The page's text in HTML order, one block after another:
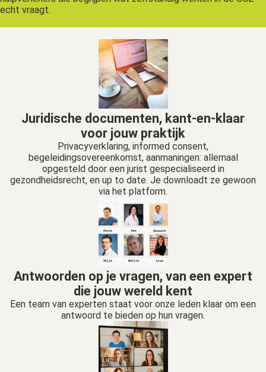
echt vraagt.
Juridische documenten, kant-en-klaar
voor jouw praktijk
Privacyverklaring, informed consent,
begeleidingsovereenkomst, aanmaningen: allemaal
opgesteld door een jurist gespecialiseerd in
gezondheidsrecht, en up to date. Je downloadt ze gewoon
via het platform.
Antwoorden op je vragen, van een expert
die jouw wereld kent
Een team van experten staat voor onze leden klaar om een
antwoord te bieden op hun vragen.